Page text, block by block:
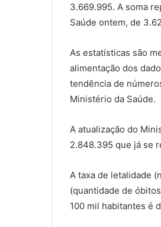
3.669.995. A soma
Saúde ontem, de
As estatísticas são
alimentação dos
tendência de
Ministério da Saúde.
A atualização do
2.848.395 que já se
A taxa de letalidade
(quantidade de
100 mil habitantes é